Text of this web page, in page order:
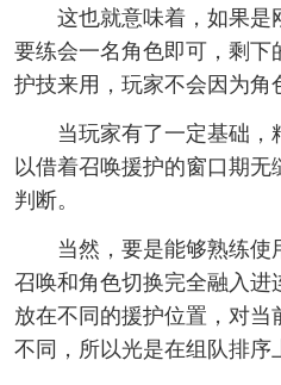
这也就意味着，如果是
要练会一名角色即可，剩下
护技来用，玩家不会因为角
当玩家有了一定基础，
以借着召唤援护的窗口期
判断。
当然，要是能够熟练使
召唤和角色切换完全融入进
放在不同的援护位置，对当
不同，所以光是在组队排序